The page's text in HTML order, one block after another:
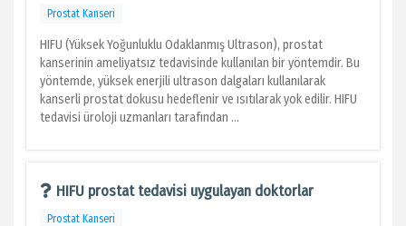
Prostat Kanseri
HIFU (Yüksek Yoğunluklu Odaklanmış Ultrason), prostat
kanserinin ameliyatsız tedavisinde kullanılan bir yöntemdir. Bu
yöntemde, yüksek enerjili ultrason dalgaları kullanılarak
kanserli prostat dokusu hedeflenir ve ısıtılarak yok edilir. HIFU
tedavisi üroloji uzmanları tarafından ...
HIFU prostat tedavisi uygulayan doktorlar
Prostat Kanseri